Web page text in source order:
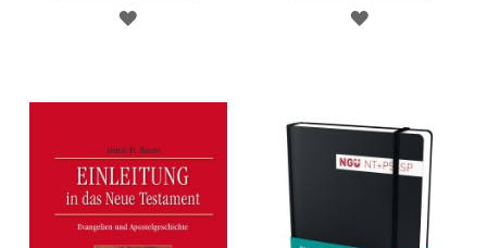
ZUR ZUR